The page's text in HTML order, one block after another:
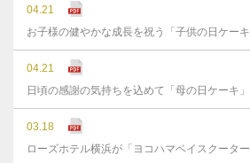
04.21
お子様の健やかな成長を祝う「子供の日ケーキ
04.21
日頃の感謝の気持ちを込めて「母の日ケーキ」
03.18
ローズホテル横浜が「ヨコハマベイスクータ